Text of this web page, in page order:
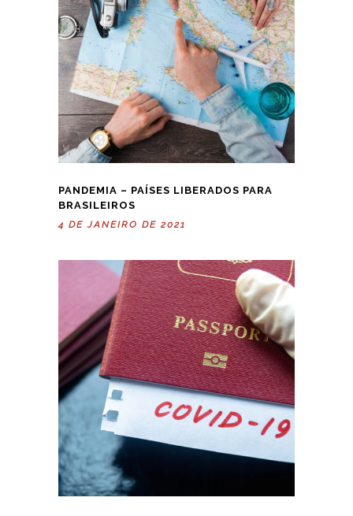
PANDEMIA – PAÍSES LIBERADOS PARA
BRASILEIROS
4 DE JANEIRO DE 2021